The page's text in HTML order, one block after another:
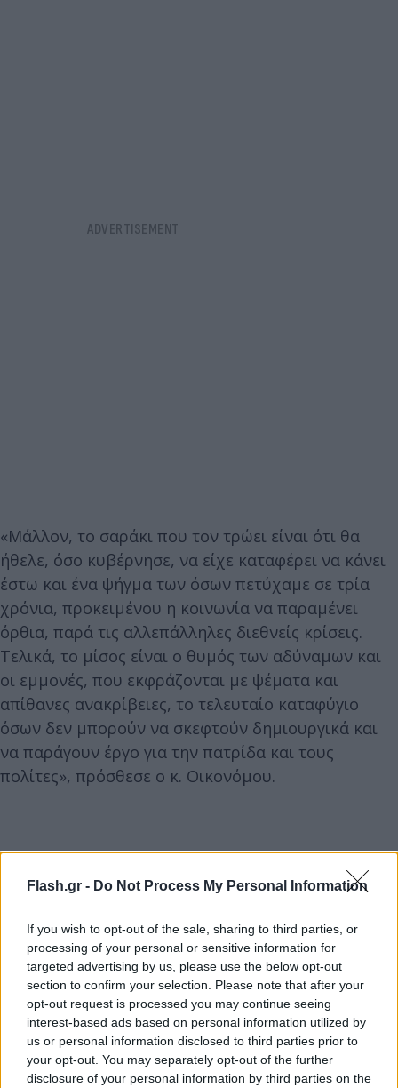
Flash.gr - Do Not Process My Personal Information
If you wish to opt-out of the sale, sharing to third parties, or
processing of your personal or sensitive information for
targeted advertising by us, please use the below opt-out
section to confirm your selection. Please note that after your
opt-out request is processed you may continue seeing
interest-based ads based on personal information utilized by
us or personal information disclosed to third parties prior to
your opt-out. You may separately opt-out of the further
disclosure of your personal information by third parties on the
«Μάλλον, το σαράκι που τον τρώει είναι ότι θα
ήθελε, όσο κυβέρνησε, να είχε καταφέρει να κάνει
έστω και ένα ψήγμα των όσων πετύχαμε σε τρία
χρόνια, προκειμένου η κοινωνία να παραμένει
όρθια, παρά τις αλλεπάλληλες διεθνείς κρίσεις.
Τελικά, το μίσος είναι ο θυμός των αδύναμων και
οι εμμονές, που εκφράζονται με ψέματα και
απίθανες ανακρίβειες, το τελευταίο καταφύγιο
όσων δεν μπορούν να σκεφτούν δημιουργικά και
να παράγουν έργο για την πατρίδα και τους
πολίτες», πρόσθεσε ο κ. Οικονόμου.